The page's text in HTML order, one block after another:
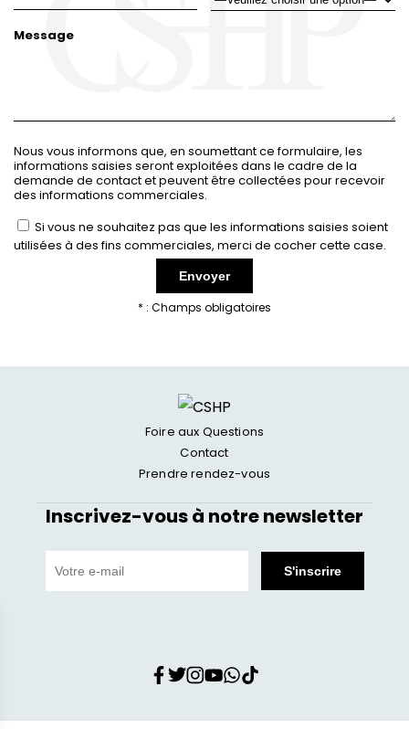
Message
Nous vous informons que, en soumettant ce formulaire, les
informations saisies seront exploitées dans le cadre de la
demande de contact et peuvent être collectées pour recevoir
des informations commerciales.
Si vous ne souhaitez pas que les informations saisies soient
utilisées à des fins commerciales, merci de cocher cette case.
* : Champs obligatoires
Foire aux Questions
Contact
Prendre rendez-vous
Inscrivez-vous à notre newsletter